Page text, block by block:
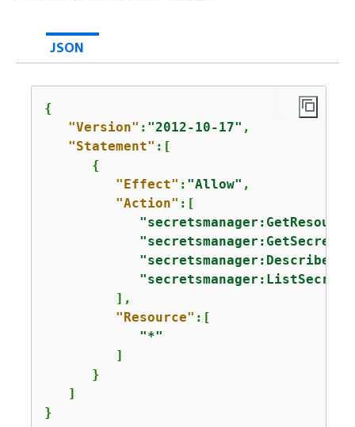
JSON
{
"Version" : "2012-10-17" ,
"Statement" :[
{
"Effect" : "Allow" ,
"Action" :[
         ],
"Resource" :[
"*"
         ]
      }
   ]
}